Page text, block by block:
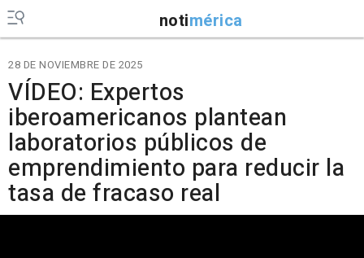
notimérica
28 DE NOVIEMBRE DE 2025
VÍDEO: Expertos
iberoamericanos plantean
laboratorios públicos de
emprendimiento para reducir la
tasa de fracaso real